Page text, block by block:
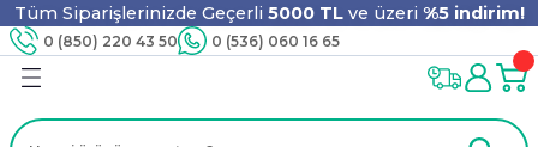
Tüm Siparişlerinizde Geçerli 5000 TLve üzeri %5 indirim!
0 (850) 220 43 50 0 (536) 060 16 65
Geri Dön
Geri Dön
Geri Dön
Geri Dön
Geri Dön
Geri Dön
Geri Dön
Geri Dön